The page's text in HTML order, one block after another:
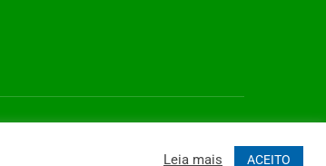
Leia mais ACEITO